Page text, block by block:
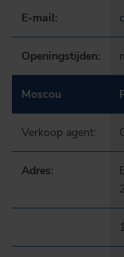
E-mail:
Openingstijden:
Moscou
Verkoop agent:
Adres: